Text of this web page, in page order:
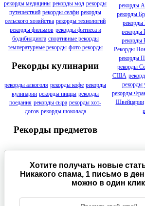
рекорды медицины рекорды мод рекорды
путешествий рекорды селфи рекорды
сельского хозяйства рекорды технологий
рекорды фильмов рекорды фитнеса и
бодибилдинга спортивные рекорды
температурные рекорды фото рекорды
Рекорды кулинарии
рекорды алкоголя рекорды кофе рекорды
кулинарии рекорды пиццы рекорды
поедания рекорды сыра рекорды хот-
догов рекорды шоколада
Рекорды предметов
рекорды
рекорды
рекорды
рекорды
Рекорды
рекорды
рекорды
США
рекорды
рекорды
Швейцарии
Хотите получать новые
Никакого спама, 1 письмо в
можно в один